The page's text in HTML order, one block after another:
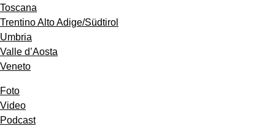
Toscana
Trentino Alto Adige/Südtirol
Umbria
Valle d’Aosta
Veneto
Foto
Video
Podcast